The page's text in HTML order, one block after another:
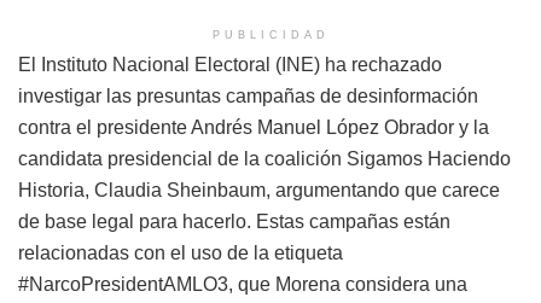
PUBLICIDAD
El Instituto Nacional Electoral (INE) ha rechazado
investigar las presuntas campañas de desinformación
contra el presidente Andrés Manuel López Obrador y la
candidata presidencial de la coalición Sigamos Haciendo
Historia, Claudia Sheinbaum, argumentando que carece
de base legal para hacerlo. Estas campañas están
relacionadas con el uso de la etiqueta
#NarcoPresidentAMLO3, que Morena considera una